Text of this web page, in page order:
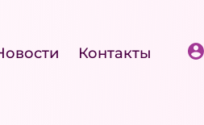
Контакты